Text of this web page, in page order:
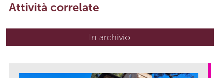
Attività correlate
In archivio